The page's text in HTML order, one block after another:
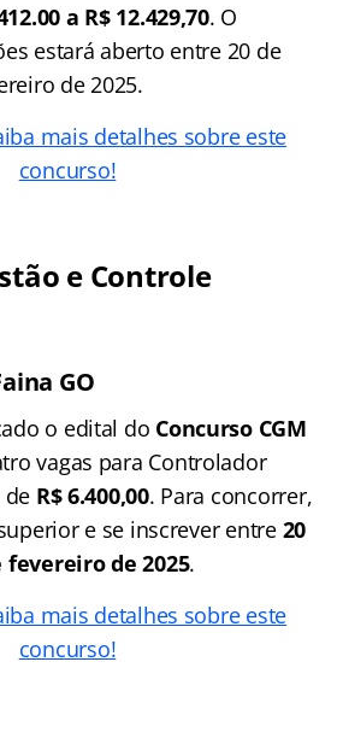
a R$ 12.429,70. O
estará aberto entre 20 de
de 2025.
mais detalhes sobre este
concurso!
e Controle
GO
o edital do Concurso CGM
vagas para Controlador
R$ 6.400,00. Para concorrer,
e se inscrever entre 20
de 2025.
mais detalhes sobre este
concurso!